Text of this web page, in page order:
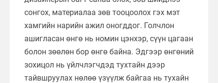
сонгох, материалаа зөв тооцоолох гэх мэт
хамгийн нарийн ажил оногддог. Голчлон
ашигласан өнгө нь номин цэнхэр, сүүн цагаан
болон зөөлөн бор өнгө байна. Эдгээр өнгөний
зохицол нь үйлчлэгчдэд тухтайн дээр
тайвшруулах нөлөө үзүүлж байгаа нь тухайн